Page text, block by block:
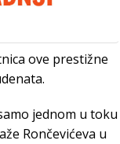
ove prestižne
jednom u toku
Rončevićeva u